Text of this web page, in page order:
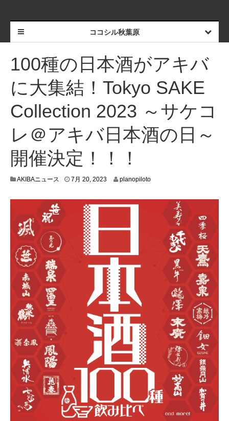
ココシル秋葉原
100種の日本酒がアキバ
に大集結！Tokyo SAKE
Collection 2023 ～サケコ
レ＠アキバ日本酒の日～
開催決定！！！
AKIBAニュース 7月 20, 20237
2
0
planopiloto